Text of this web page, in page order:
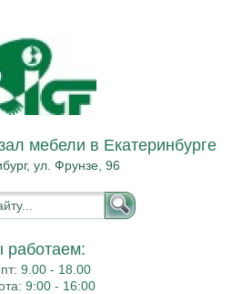
мебели в Екатеринбурге
ул. Фрунзе, 96
9.00 - 18.00
9:00 - 16:00